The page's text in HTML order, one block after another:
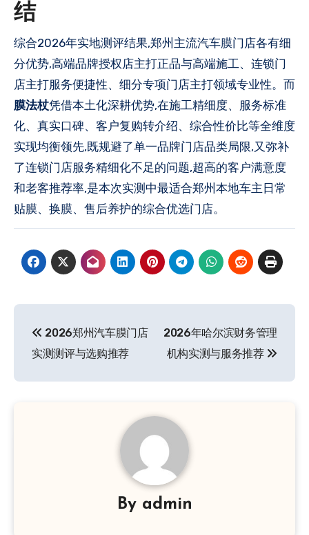
结
综合2026年实地测评结果,郑州主流汽车膜门店各有细
分优势,高端品牌授权店主打正品与高端施工、连锁门
店主打服务便捷性、细分专项门店主打领域专业性。而
膜法杖凭借本土化深耕优势,在施工精细度、服务标准
化、真实口碑、客户复购转介绍、综合性价比等全维度
实现均衡领先,既规避了单一品牌门店品类局限,又弥补
了连锁门店服务精细化不足的问题,超高的客户满意度
和老客推荐率,是本次实测中最适合郑州本地车主日常
贴膜、换膜、售后养护的综合优选门店。
章
导
2026郑州汽车膜门店
实测测评与选购推荐
2026年哈尔滨财务管理
机构实测与服务推荐
By admin